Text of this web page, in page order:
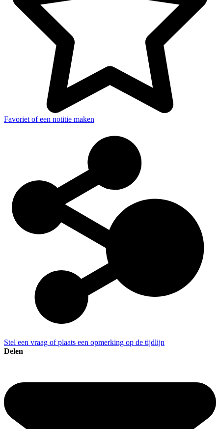
Favoriet of een notitie maken
Stel een vraag of plaats een opmerking op de tijdlijn
Delen